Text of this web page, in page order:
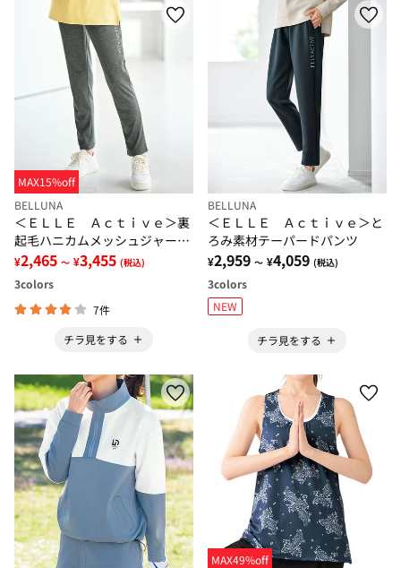
MAX15%off
BELLUNA
＜ＥＬＬＥ Ａｃｔｉｖｅ＞裏
起毛ハニカムメッシュジャージ
パンツ
¥2,465 ～ ¥3,455 (税込)
3colors
7件
チラ見をする
BELLUNA
＜ＥＬＬＥ Ａｃｔｉｖｅ＞と
ろみ素材テーパードパンツ
¥2,959 ～ ¥4,059 (税込)
3colors
NEW
チラ見をする
MAX49%off